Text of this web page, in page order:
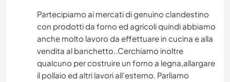
Partecipiamo ai mercati di genuino clandestino
con prodotti da forno ed agricoli quindi abbiamo
anche molto lavoro da effettuare in cucina e alla
vendita al banchetto..Cerchiamo inoltre
qualcuno per costruire un forno a legna,allargare
il pollaio ed altri lavori all'esterno. Parliamo